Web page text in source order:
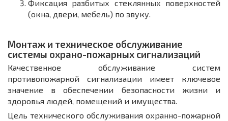
Фиксация разбитых стеклянных поверхностей
(окна, двери, мебель) по звуку.
Монтаж и техническое обслуживание
системы охрано-пожарных сигнализаций
Качественное обслуживание систем
противопожарной сигнализации имеет ключевое
значение в обеспечении безопасности жизни и
здоровья людей, помещений и имущества.
Цель технического обслуживания охранно-пожарной